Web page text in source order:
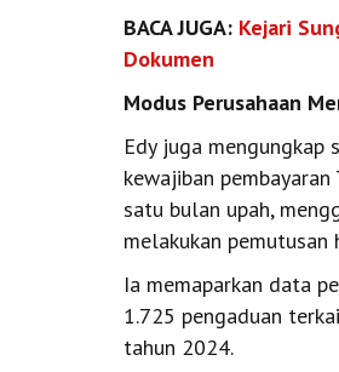
BACA JUGA: Kejari
Dokumen
Modus Perusahaan
Edy juga mengungkap
kewajiban
satu bulan upah,
melakukan pemutusan
Ia memaparkan data
1.725 pengaduan
tahun 2024.